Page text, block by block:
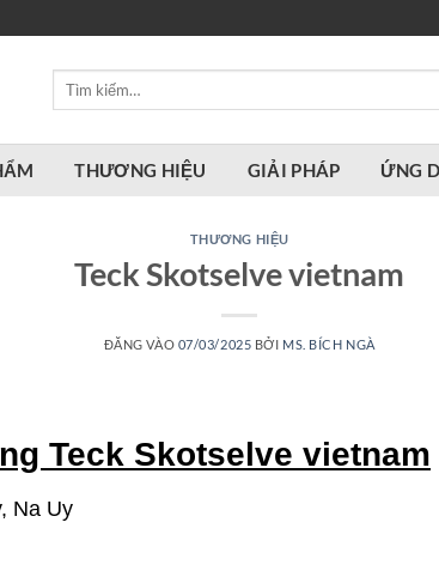
Tìm
THƯƠNG HIỆU GIẢI PHÁP ỨNG
THƯƠNG HIỆU
Teck Skotselve vietnam
ĐĂNG VÀO 07/03/2025 BỞI MS. BÍCH NGÀ
Teck Skotselve vietnam
Na Uy